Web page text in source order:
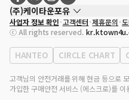
(주)케이타운포유
대표자
송효민
사업자등록번호
120-87-71116
통신판매업 신고번호 제2011-서울강남
대표전화
02-552-9855
사업자 정보 확인 고객센터 제휴문의
ⓒ All rights reserved.
HANTEO CIRCLE CHART
고객님의 안전거래를 위해 현금 등으로
가입한 구매안전 서비스 (에스크로)를 이